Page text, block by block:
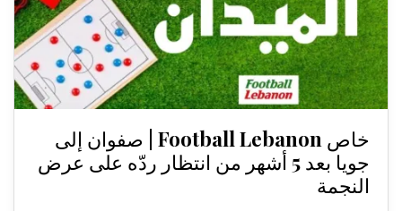
خاص Football Lebanon | صفوان إلى
جويا بعد 5 أشهر من انتظار ردّه على عرض
النجمة